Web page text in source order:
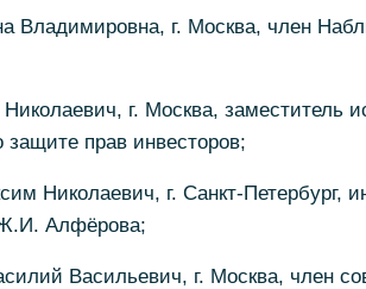
Владимировна, г. Москва, член
г. Москва, заместитель
прав инвесторов;
Николаевич, г. Санкт-Петербург,
Алфёрова;
Васильевич, г. Москва, член